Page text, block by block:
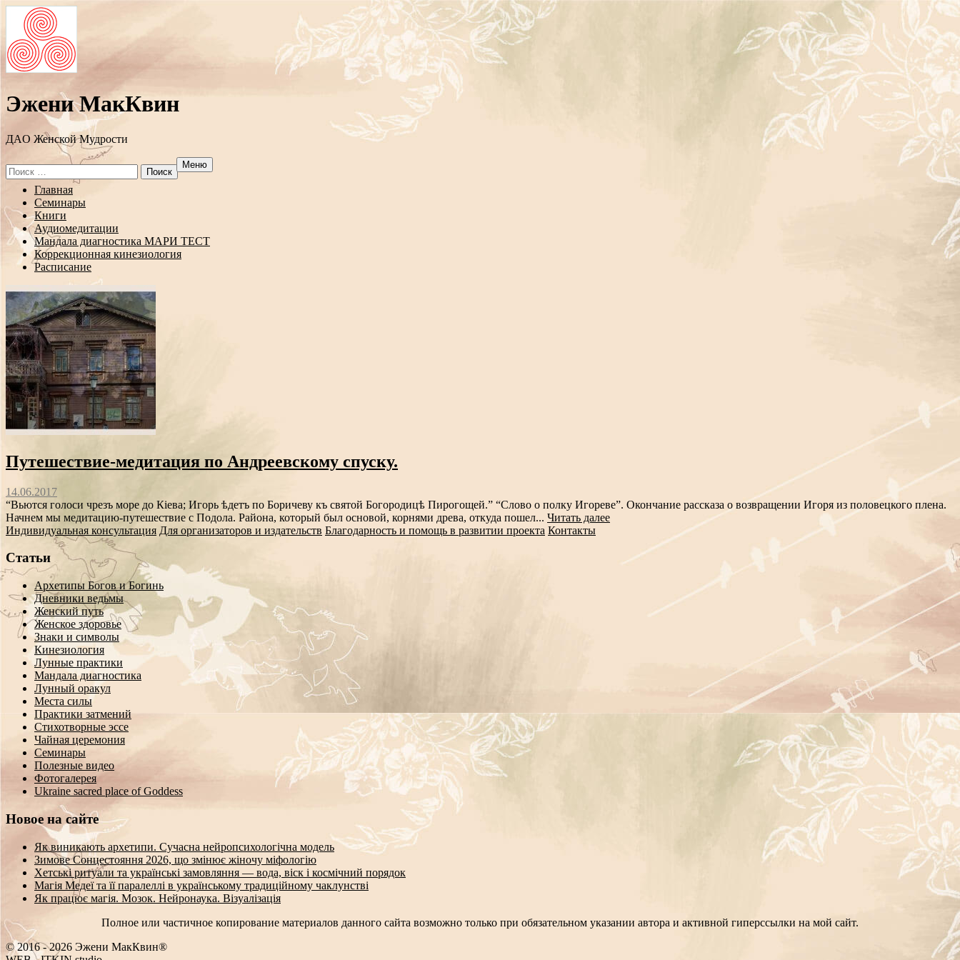
Эжени МакКвин
ДAO Женской Мудрости
Search
for:
Меню
Перейти
содержанию
Главная
Семинары
Книги
Аудиомедитации
Мандала диагностика МАРИ ТЕСТ
Коррекционная кинезиология
Расписание
Путешествие-медитация по Андреевскому спуску.
14.06.2017
“Вьются голоси чрезъ море до Кіева; Игорь ѣдетъ по Боричеву къ святой Богородицѣ Пирогощей.” “Слово о полку Игореве”. Окончание рассказа о возвращении Игоря из половецкого плена.
Начнем мы медитацию-путешествие с Подола. Района, который был основой, корнями древа, откуда пошел... Читать далее
Индивидуальная консультация Для организаторов и издательств Благодарность и помощь в развитии проекта Контакты
Статьи
Архетипы Богов и Богинь
Дневники ведьмы
Женский путь
Женское здоровье
Знаки и символы
Кинезиология
Лунные практики
Мандала диагностика
Лунный оракул
Места силы
Практики затмений
Стихотворные эссе
Чайная церемония
Семинары
Полезные видео
Фотогалерея
Ukraine sacred place of Goddess
Новое на сайте
Як виникають архетипи. Сучасна нейропсихологічна модель
Зимове Сонцестояння 2026, що змінює жіночу міфологію
Хетські ритуали та українські замовляння — вода, віск і космічний порядок
Магія Медеї та її паралеллі в українському традиційному чаклунстві
Як працює магія. Мозок. Нейронаука. Візуалізація
Полное или частичное копирование материалов данного сайта возможно только при обязательном указании автора и активной гиперссылки на мой сайт.
© 2016 - 2026 Эжени МакКвин®